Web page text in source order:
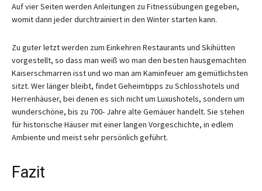
Auf vier Seiten werden Anleitungen zu Fitnessübungen gegeben,
womit dann jeder durchtrainiert in den Winter starten kann.
Zu guter letzt werden zum Einkehren Restaurants und Skihütten
vorgestellt, so dass man weiß wo man den besten hausgemachten
Kaiserschmarren isst und wo man am Kaminfeuer am gemütlichsten
sitzt. Wer länger bleibt, findet Geheimtipps zu Schlosshotels und
Herrenhäuser, bei denen es sich nicht um Luxushotels, sondern um
wunderschöne, bis zu 700- Jahre alte Gemäuer handelt. Sie stehen
für historische Häuser mit einer langen Vorgeschichte, in edlem
Ambiente und meist sehr persönlich geführt.
Fazit